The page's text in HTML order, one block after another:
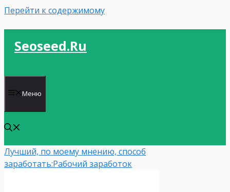
Перейти к содержимому
Seoseed.ru
Меню
Лучший, по моему мнению, способ
заработать:Рабочий заработок